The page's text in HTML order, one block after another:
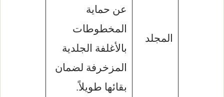
المجلد
عن حماية
المخطوطات
بالأغلفة الجلدية
المزخرفة لضمان
بقائها طويلاً.